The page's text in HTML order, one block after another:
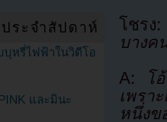
โชร
บางค
A:
โ
เพรา
หนึ่ง
ระจำสัปดาห์
บุหรี่ไฟฟ้าในวิดีโอ
และมินะ